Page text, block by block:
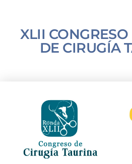
XLII
DE CIRUGÍA